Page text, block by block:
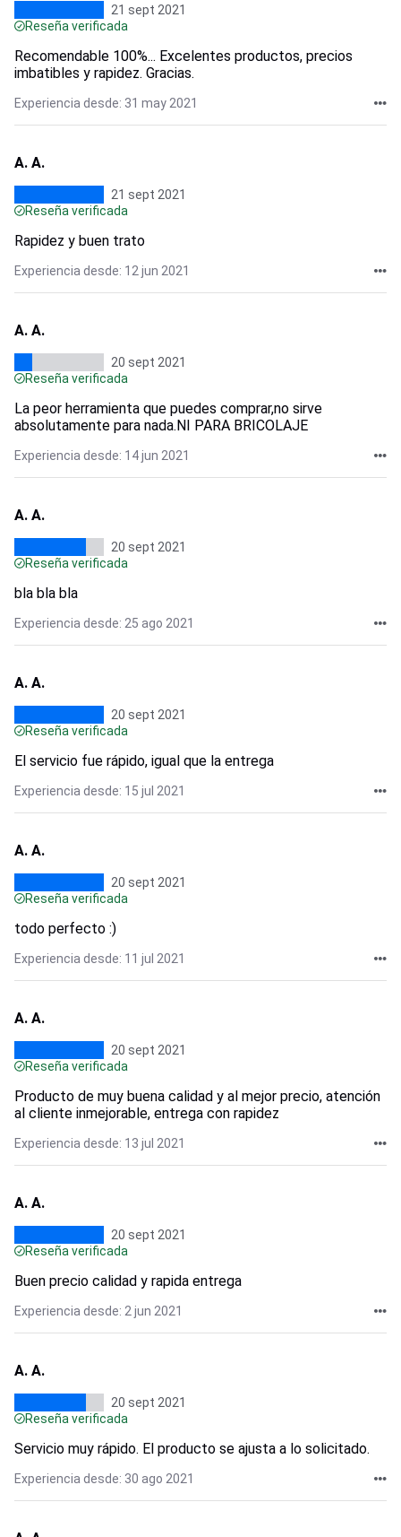
21 sept 2021
Reseña verificada
Recomendable 100%... Excelentes productos, precios
imbatibles y rapidez. Gracias.
Experiencia desde: 31 may 2021
A. A.
21 sept 2021
Reseña verificada
Rapidez y buen trato
Experiencia desde: 12 jun 2021
A. A.
20 sept 2021
Reseña verificada
La peor herramienta que puedes comprar,no sirve
absolutamente para nada.NI PARA BRICOLAJE
Experiencia desde: 14 jun 2021
A. A.
20 sept 2021
Reseña verificada
bla bla bla
Experiencia desde: 25 ago 2021
A. A.
20 sept 2021
Reseña verificada
El servicio fue rápido, igual que la entrega
Experiencia desde: 15 jul 2021
A. A.
20 sept 2021
Reseña verificada
todo perfecto :)
Experiencia desde: 11 jul 2021
A. A.
20 sept 2021
Reseña verificada
Producto de muy buena calidad y al mejor precio, atención
al cliente inmejorable, entrega con rapidez
Experiencia desde: 13 jul 2021
A. A.
20 sept 2021
Reseña verificada
Buen precio calidad y rapida entrega
Experiencia desde: 2 jun 2021
A. A.
20 sept 2021
Reseña verificada
Servicio muy rápido. El producto se ajusta a lo solicitado.
Experiencia desde: 30 ago 2021